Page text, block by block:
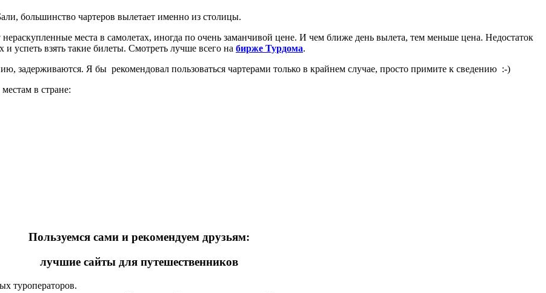
большинство чартеров вылетает именно из столицы.
места в самолетах, иногда по очень заманчивой цене. И чем ближе день вылета, тем меньше цена. Недостаток
успеть взять такие билеты. Смотреть лучше всего на бирже Турдома.
задерживаются. Я бы рекомендовал пользоваться чартерами только в крайнем случае, просто примите к сведению :-)
в стране:
Пользуемся сами и рекомендуем друзьям:
лучшие сайты для путешественников
туроператоров.